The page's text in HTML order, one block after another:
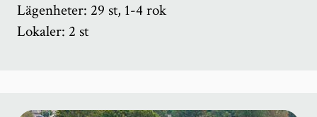
Lägenheter: 29 st, 1-4 rok
Lokaler: 2 st